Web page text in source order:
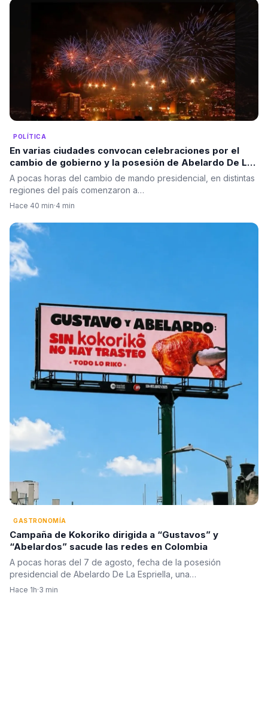
POLÍTICA
En varias ciudades convocan celebraciones por el
cambio de gobierno y la posesión de Abelardo De La
Espriella
A pocas horas del cambio de mando presidencial, en distintas
regiones del país comenzaron a…
Hace 40 min·4 min
GASTRONOMÍA
Campaña de Kokoriko dirigida a “Gustavos” y
“Abelardos” sacude las redes en Colombia
A pocas horas del 7 de agosto, fecha de la posesión
presidencial de Abelardo De La Espriella, una…
Hace 1h·3 min